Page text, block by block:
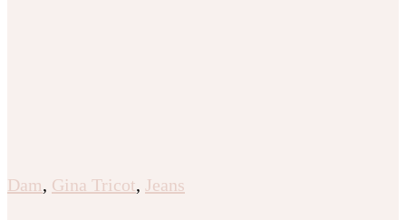
Dam, Gina Tricot, Jeans